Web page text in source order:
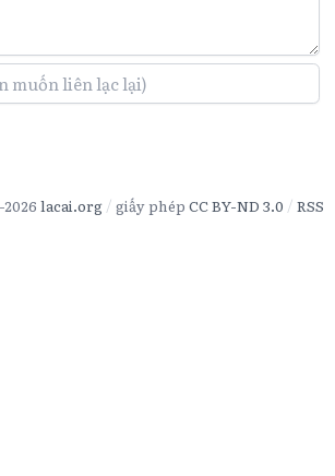
2026 lacai.org giấy phép CC BY-ND 3.0 RSS